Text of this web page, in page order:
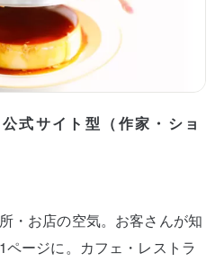
公式サイト型（作家・ショ
・お店の空気。お客さんが知
ページに。カフェ・レストラ